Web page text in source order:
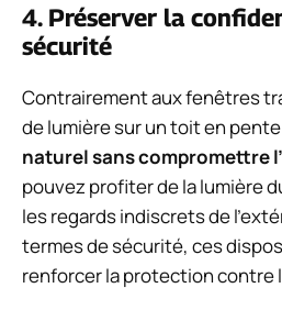
4. Préserver la
sécurité
Contrairement aux fenêtres
de lumière sur un toit en
naturel sans compromettre
pouvez profiter de la lumière
les regards indiscrets de
termes de sécurité, ces
renforcer la protection contre